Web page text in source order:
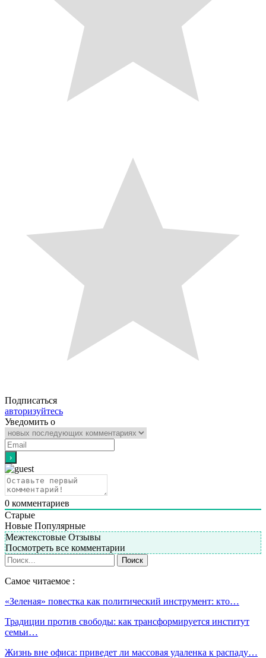
Подписаться
авторизуйтесь
Уведомить о
0 комментариев
Старые
Новые Популярные
Межтекстовые Отзывы
Посмотреть все комментарии
Самое читаемое :
«Зеленая» повестка как политический инструмент: кто…
Традиции против свободы: как трансформируется институт
семьи…
Жизнь вне офиса: приведет ли массовая удаленка к распаду…